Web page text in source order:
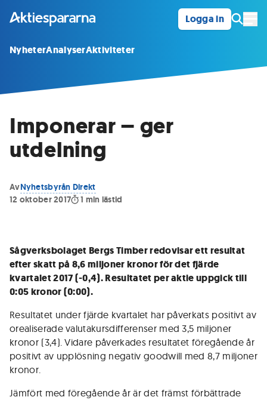
Logga in
NyheterAnalyserAktiviteter
Imponerar – ger
utdelning
AvNyhetsbyrån Direkt
12 oktober 2017
1 min lästid
Sågverksbolaget Bergs Timber redovisar ett resultat
efter skatt på 8,6 miljoner kronor för det fjärde
kvartalet 2017 (-0,4). Resultatet per aktie uppgick till
0:05 kronor (0:00).
Resultatet under fjärde kvartalet har påverkats positivt av
orealiserade valutakursdifferenser med 3,5 miljoner
kronor (3,4). Vidare påverkades resultatet föregående år
positivt av upplösning negativ goodwill med 8,7 miljoner
kronor.
Jämfört med föregående år är det främst förbättrade